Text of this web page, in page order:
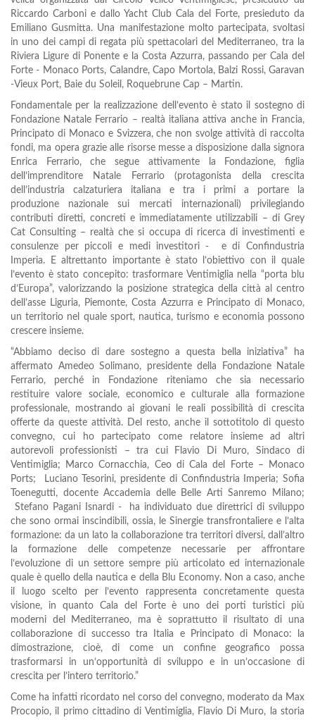
Riccardo Carboni e dallo Yacht Club Cala del Forte, presieduto da
Emiliano Gusmitta. Una manifestazione molto partecipata, svoltasi
in uno dei campi di regata più spettacolari del Mediterraneo, tra la
Riviera Ligure di Ponente e la Costa Azzurra, passando per Cala del
Forte - Monaco Ports, Calandre, Capo Mortola, Balzi Rossi, Garavan
-Vieux Port, Baie du Soleil, Roquebrune Cap – Martin.
Fondamentale per la realizzazione dell’evento è stato il sostegno di
Fondazione Natale Ferrario – realtà italiana attiva anche in Francia,
Principato di Monaco e Svizzera, che non svolge attività di raccolta
fondi, ma opera grazie alle risorse messe a disposizione dalla signora
Enrica Ferrario, che segue attivamente la Fondazione, figlia
dell’imprenditore Natale Ferrario (protagonista della crescita
dell’industria calzaturiera italiana e tra i primi a portare la
produzione nazionale sui mercati internazionali) privilegiando
contributi diretti, concreti e immediatamente utilizzabili – di Grey
Cat Consulting – realtà che si occupa di ricerca di investimenti e
consulenze per piccoli e medi investitori - e di Confindustria
Imperia. E altrettanto importante è stato l’obiettivo con il quale
l’evento è stato concepito: trasformare Ventimiglia nella “porta blu
d’Europa”, valorizzando la posizione strategica della città al centro
dell’asse Liguria, Piemonte, Costa Azzurra e Principato di Monaco,
un territorio nel quale sport, nautica, turismo e economia possono
crescere insieme.
“Abbiamo deciso di dare sostegno a questa bella iniziativa” ha
affermato Amedeo Solimano, presidente della Fondazione Natale
Ferrario, perché in Fondazione riteniamo che sia necessario
restituire valore sociale, economico e culturale alla formazione
professionale, mostrando ai giovani le reali possibilità di crescita
offerte da queste attività. Del resto, anche il sottotitolo di questo
convegno, cui ho partecipato come relatore insieme ad altri
autorevoli professionisti – tra cui Flavio Di Muro, Sindaco di
Ventimiglia; Marco Cornacchia, Ceo di Cala del Forte – Monaco
Ports; Luciano Tesorini, presidente di Confindustria Imperia; Sofia
Toenegutti, docente Accademia delle Belle Arti Sanremo Milano;
Stefano Pagani Isnardi - ha individuato due direttrici di sviluppo
che sono ormai inscindibili, ossia, le Sinergie transfrontaliere e l’alta
formazione: da un lato la collaborazione tra territori diversi, dall’altro
la formazione delle competenze necessarie per affrontare
l’evoluzione di un settore sempre più articolato ed internazionale
quale è quello della nautica e della Blu Economy. Non a caso, anche
il luogo scelto per l’evento rappresenta concretamente questa
visione, in quanto Cala del Forte è uno dei porti turistici più
moderni del Mediterraneo, ma è soprattutto il risultato di una
collaborazione di successo tra Italia e Principato di Monaco: la
dimostrazione, cioè, di come un confine geografico possa
trasformarsi in un’opportunità di sviluppo e in un’occasione di
crescita per l’intero territorio.”
Come ha infatti ricordato nel corso del convegno, moderato da Max
Procopio, il primo cittadino di Ventimiglia, Flavio Di Muro, la storia